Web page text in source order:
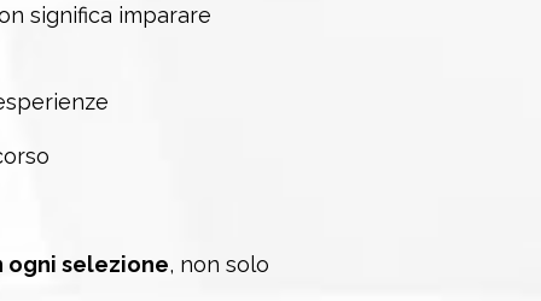
significa imparare
ogni selezione, non solo